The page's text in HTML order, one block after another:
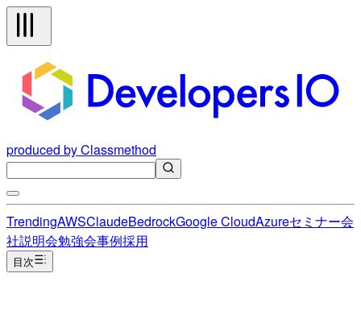
produced by Classmethod
TrendingAWSClaudeBedrockGoogle CloudAzureセミナー会
社説明会勉強会事例採用
目次